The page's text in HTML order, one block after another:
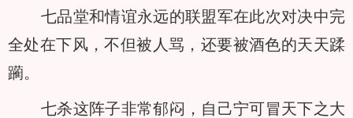
七品堂和情谊永远的联盟军在此次对决中完
全处在下风，不但被人骂，还要被酒色的天天蹂
躏。
七杀这阵子非常郁闷，自己宁可冒天下之大